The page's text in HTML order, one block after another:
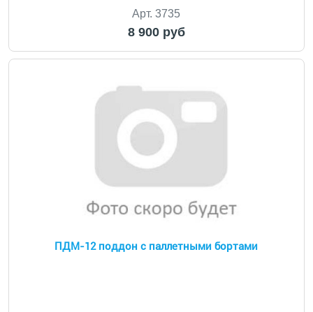
Арт. 3735
8 900 руб
ПДМ-12 поддон с паллетными бортами